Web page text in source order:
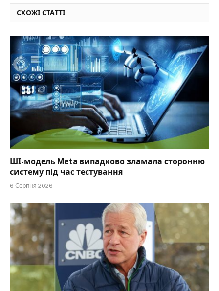
СХОЖІ СТАТТІ
ШІ-модель Meta випадково зламала сторонню
систему під час тестування
6 Серпня 2026